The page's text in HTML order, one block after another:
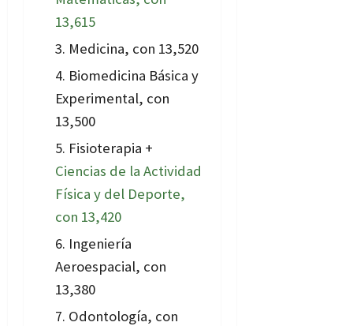
13,615
Medicina, con 13,520
Biomedicina Básica y
Experimental, con
13,500
Fisioterapia +
Ciencias de la Actividad
Física y del Deporte,
con 13,420
Ingeniería
Aeroespacial, con
13,380
Odontología, con